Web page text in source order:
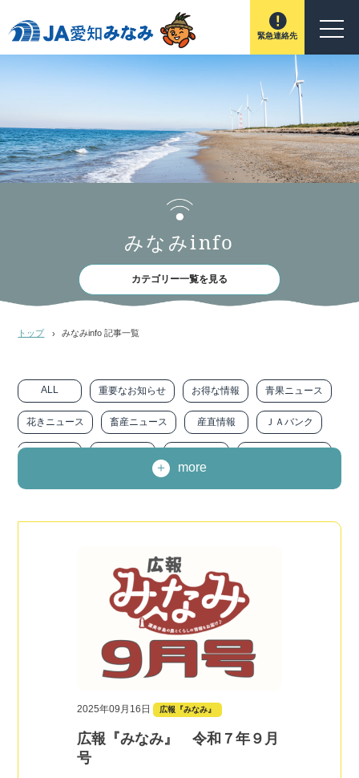
緊急連絡先
みなみinfo
カテゴリー一覧を見る
トップ みなみinfo 記事一覧
ALL 重要なお知らせ お得な情報 青果ニュース
花きニュース 畜産ニュース 産直情報 ＪＡバンク
more
2025年09月16日 広報『みなみ』
広報『みなみ』 令和７年９月
号